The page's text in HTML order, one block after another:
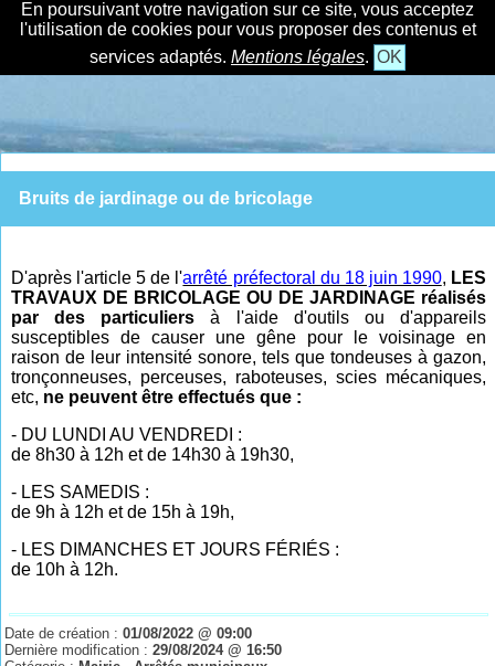
En poursuivant votre navigation sur ce site, vous acceptez
l'utilisation de cookies pour vous proposer des contenus et
services adaptés. Mentions légales. OK
Bruits de jardinage ou de bricolage
D'après l'article 5 de l'arrêté préfectoral du 18 juin 1990, LES
TRAVAUX DE BRICOLAGE OU DE JARDINAGE réalisés
par des particuliers à l'aide d'outils ou d'appareils
susceptibles de causer une gêne pour le voisinage en
raison de leur intensité sonore, tels que tondeuses à gazon,
tronçonneuses, perceuses, raboteuses, scies mécaniques,
etc, ne peuvent être effectués que :
- DU LUNDI AU VENDREDI :
de 8h30 à 12h et de 14h30 à 19h30,
- LES SAMEDIS :
de 9h à 12h et de 15h à 19h,
- LES DIMANCHES ET JOURS FÉRIÉS :
de 10h à 12h.
Date de création :01/08/2022 @ 09:00
Dernière modification :29/08/2024 @ 16:50